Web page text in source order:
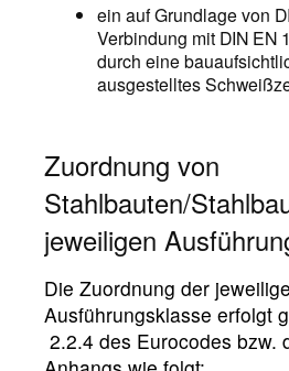
ein auf Grundlage von
Verbindung mit DIN EN
durch eine
ausgestelltes
Zuordnung von
Stahlbauten/
jeweiligen
Die Zuordnung der
Ausführungsklasse erfolgt
2.2.4 des Eurocodes bzw.